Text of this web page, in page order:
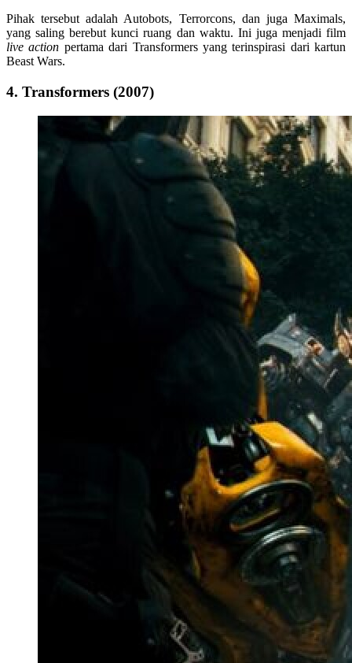
Pihak tersebut adalah Autobots, Terrorcons, dan juga Maximals,
yang saling berebut kunci ruang dan waktu. Ini juga menjadi film
live action pertama dari Transformers yang terinspirasi dari kartun
Beast Wars.
4. Transformers (2007)